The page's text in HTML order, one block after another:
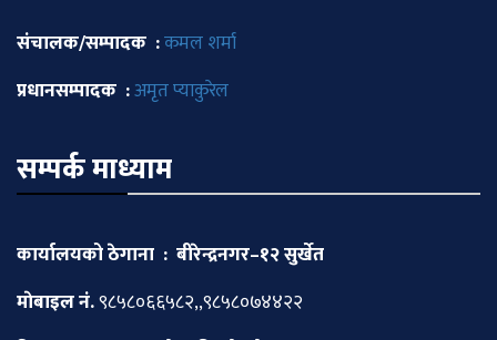
संचालक/सम्पादक :कमल शर्मा
प्रधानसम्पादक :अमृत प्याकुरेल
सम्पर्क माध्याम
कार्यालयको ठेगाना : बीरेन्द्रनगर–१२ सुर्खेत
माेबाइल नं.९८५८०६६५८२,,९८५८०७४४२२